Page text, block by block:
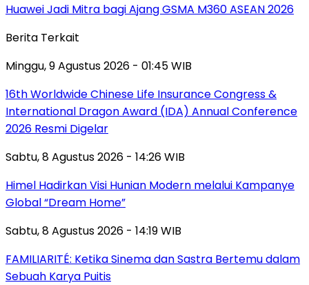
Huawei Jadi Mitra bagi Ajang GSMA M360 ASEAN 2026
Berita Terkait
Minggu, 9 Agustus 2026 - 01:45 WIB
16th Worldwide Chinese Life Insurance Congress &
International Dragon Award (IDA) Annual Conference
2026 Resmi Digelar
Sabtu, 8 Agustus 2026 - 14:26 WIB
Himel Hadirkan Visi Hunian Modern melalui Kampanye
Global “Dream Home”
Sabtu, 8 Agustus 2026 - 14:19 WIB
FAMILIARITÉ: Ketika Sinema dan Sastra Bertemu dalam
Sebuah Karya Puitis